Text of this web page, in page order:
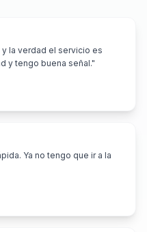
la verdad el servicio es
y tengo buena señal."
Ya no tengo que ir a la